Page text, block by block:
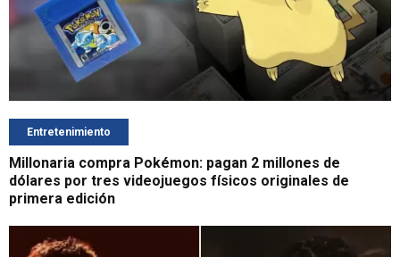
Entretenimiento
Millonaria compra Pokémon: pagan 2 millones de
dólares por tres videojuegos físicos originales de
primera edición